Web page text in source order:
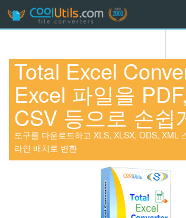
Total Excel
Excel 파일을
CSV 등으로 손쉽
도구를 다운로드하고 XLS, XLSX, ODS, XML
라인 배치로 변환